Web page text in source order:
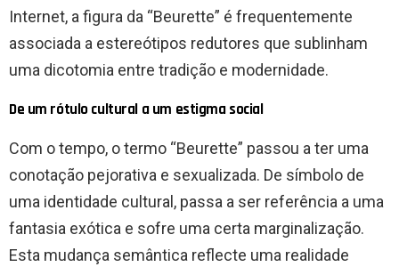
Internet, a figura da “Beurette” é frequentemente
associada a estereótipos redutores que sublinham
uma dicotomia entre tradição e modernidade.
De um rótulo cultural a um estigma social
Com o tempo, o termo “Beurette” passou a ter uma
conotação pejorativa e sexualizada. De símbolo de
uma identidade cultural, passa a ser referência a uma
fantasia exótica e sofre uma certa marginalização.
Esta mudança semântica reflecte uma realidade